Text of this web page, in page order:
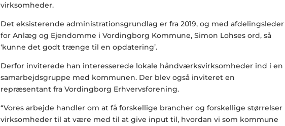
virksomheder.
Det eksisterende administrationsgrundlag er fra 2019, og med afdelingsleder
for Anlæg og Ejendomme i Vordingborg Kommune, Simon Lohses ord, så
‘kunne det godt trænge til en opdatering’.
Derfor inviterede han interesserede lokale håndværksvirksomheder ind i en
samarbejdsgruppe med kommunen. Der blev også inviteret en
repræsentant fra Vordingborg Erhvervsforening.
“Vores arbejde handler om at få forskellige brancher og forskellige størrelser
virksomheder til at være med til at give input til, hvordan vi som kommune